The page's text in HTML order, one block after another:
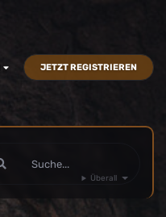
JETZT REGISTRIEREN
Überall